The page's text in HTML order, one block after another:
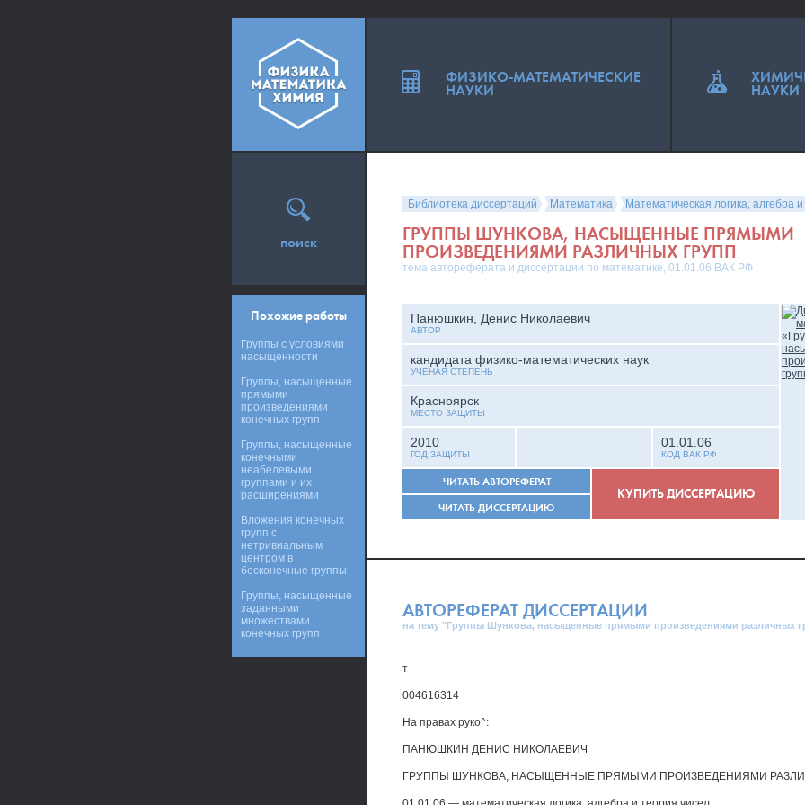
Библиотека диссертаций Математика Математическая логика, алгебра
ГРУППЫ ШУНКОВА, НАСЫЩЕННЫЕ ПРЯМЫМИ
ПРОИЗВЕДЕНИЯМИ РАЗЛИЧНЫХ ГРУПП
тема автореферата и диссертации по математике, 01.01.06 ВАК РФ
Панюшкин, Денис Николаевич
АВТОР
кандидата физико-математических наук
УЧЕНАЯ СТЕПЕНЬ
Красноярск
МЕСТО ЗАЩИТЫ
2010
ГОД ЗАЩИТЫ
01.01.06
КОД ВАК РФ
ЧИТАТЬ АВТОРЕФЕРАТ
ЧИТАТЬ ДИССЕРТАЦИЮ
КУПИТЬ ДИССЕРТАЦИЮ
АВТОРЕФЕРАТ ДИССЕРТАЦИИ
на тему "Группы Шункова, насыщенные прямыми произведениями различных
т
004616314
На правах руко^:
ПАНЮШКИН ДЕНИС НИКОЛАЕВИЧ
ГРУППЫ ШУНКОВА, НАСЫЩЕННЫЕ ПРЯМЫМИ ПРОИЗВЕДЕНИЯМИ
поиск
Похожие работы
Группы с условиями
насыщенности
Группы, насыщенные
прямыми
произведениями
конечных групп
Группы, насыщенные
конечными
неабелевыми
группами и их
расширениями
Вложения конечных
групп с
нетривиальным
центром в
бесконечные группы
Группы, насыщенные
заданными
множествами
конечных групп
ФИЗИКО-МАТЕМАТИЧЕСКИЕ
НАУКИ НАУКИ